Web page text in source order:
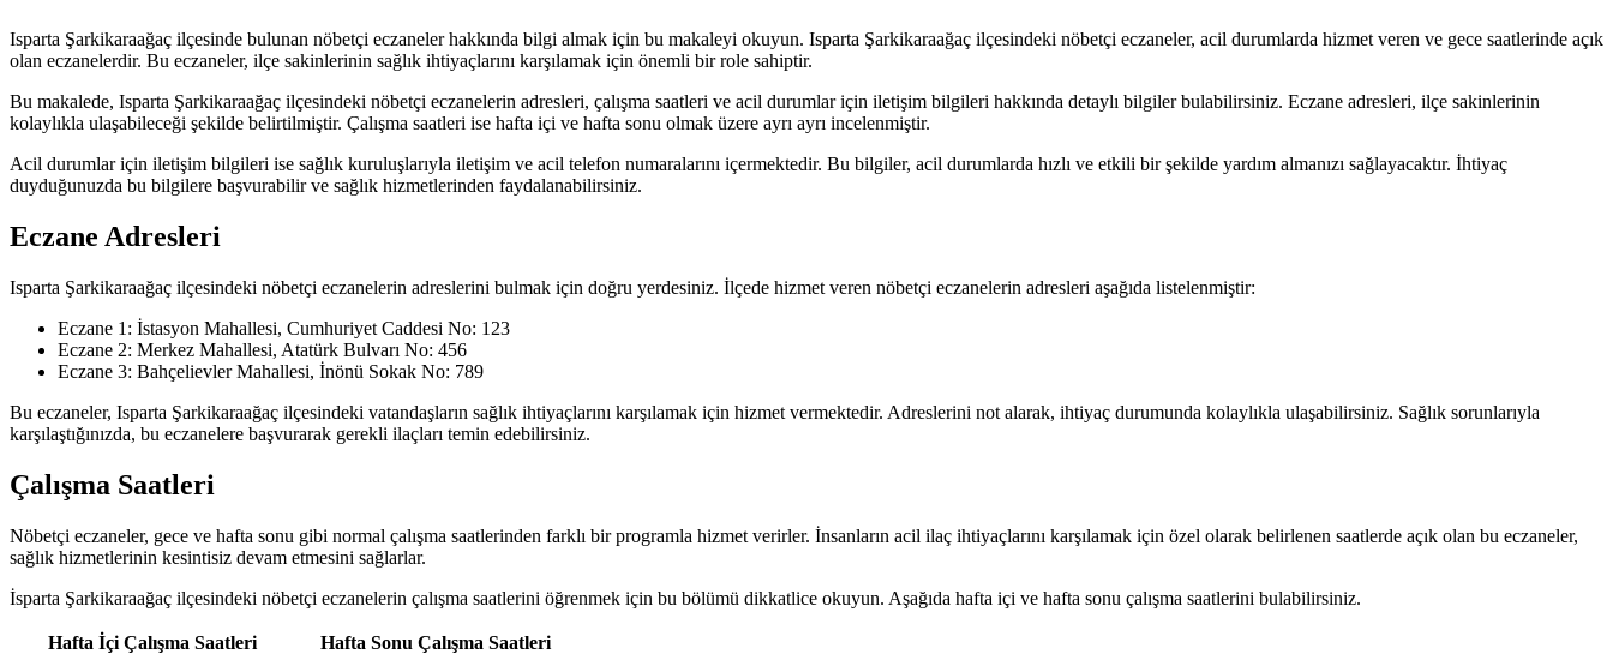
Isparta Şarkikaraağaç ilçesinde bulunan nöbetçi eczaneler hakkında bilgi almak için bu makaleyi okuyun. Isparta Şarkikaraağaç ilçesindeki nöbetçi eczaneler, acil durumlarda hizmet veren ve gece saatlerinde açık
olan eczanelerdir. Bu eczaneler, ilçe sakinlerinin sağlık ihtiyaçlarını karşılamak için önemli bir role sahiptir.
Bu makalede, Isparta Şarkikaraağaç ilçesindeki nöbetçi eczanelerin adresleri, çalışma saatleri ve acil durumlar için iletişim bilgileri hakkında detaylı bilgiler bulabilirsiniz. Eczane adresleri, ilçe sakinlerinin
kolaylıkla ulaşabileceği şekilde belirtilmiştir. Çalışma saatleri ise hafta içi ve hafta sonu olmak üzere ayrı ayrı incelenmiştir.
Acil durumlar için iletişim bilgileri ise sağlık kuruluşlarıyla iletişim ve acil telefon numaralarını içermektedir. Bu bilgiler, acil durumlarda hızlı ve etkili bir şekilde yardım almanızı sağlayacaktır. İhtiyaç
duyduğunuzda bu bilgilere başvurabilir ve sağlık hizmetlerinden faydalanabilirsiniz.
Eczane Adresleri
Isparta Şarkikaraağaç ilçesindeki nöbetçi eczanelerin adreslerini bulmak için doğru yerdesiniz. İlçede hizmet veren nöbetçi eczanelerin adresleri aşağıda listelenmiştir:
Eczane 1: İstasyon Mahallesi, Cumhuriyet Caddesi No: 123
Eczane 2: Merkez Mahallesi, Atatürk Bulvarı No: 456
Eczane 3: Bahçelievler Mahallesi, İnönü Sokak No: 789
Bu eczaneler, Isparta Şarkikaraağaç ilçesindeki vatandaşların sağlık ihtiyaçlarını karşılamak için hizmet vermektedir. Adreslerini not alarak, ihtiyaç durumunda kolaylıkla ulaşabilirsiniz. Sağlık sorunlarıyla
karşılaştığınızda, bu eczanelere başvurarak gerekli ilaçları temin edebilirsiniz.
Çalışma Saatleri
Nöbetçi eczaneler, gece ve hafta sonu gibi normal çalışma saatlerinden farklı bir programla hizmet verirler. İnsanların acil ilaç ihtiyaçlarını karşılamak için özel olarak belirlenen saatlerde açık olan bu eczaneler,
sağlık hizmetlerinin kesintisiz devam etmesini sağlarlar.
İsparta Şarkikaraağaç ilçesindeki nöbetçi eczanelerin çalışma saatlerini öğrenmek için bu bölümü dikkatlice okuyun. Aşağıda hafta içi ve hafta sonu çalışma saatlerini bulabilirsiniz.
Hafta İçi Çalışma Saatleri Hafta Sonu Çalışma Saatleri